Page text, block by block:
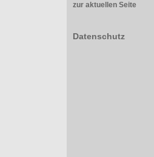
zur aktuellen Seite
Datenschutz